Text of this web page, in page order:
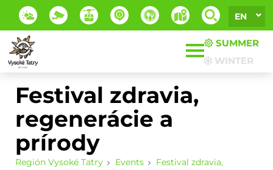
EN
SUMMER
WINTER
Festival zdravia,
regenerácie a
prírody
Región Vysoké Tatry Events
Festival zdravia,